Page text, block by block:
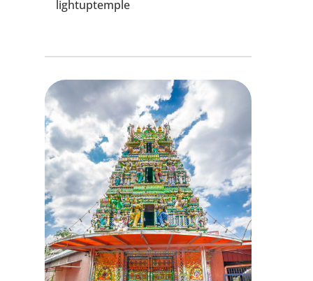
lightuptemple